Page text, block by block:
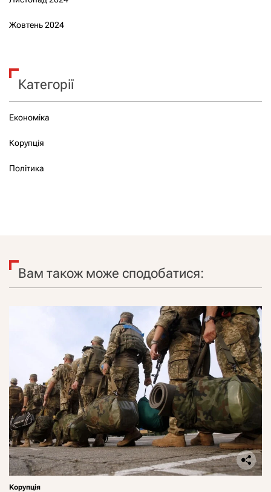
Жовтень 2024
Категорії
Економіка
Корупція
Політика
Вам також може сподобатися:
Корупція